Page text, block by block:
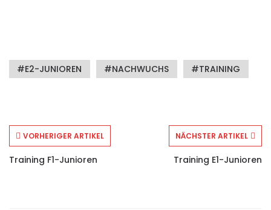
E2-JUNIOREN NACHWUCHS TRAINING
VORHERIGER ARTIKEL
Training F1-Junioren
NÄCHSTER ARTIKEL
Training E1-Junioren